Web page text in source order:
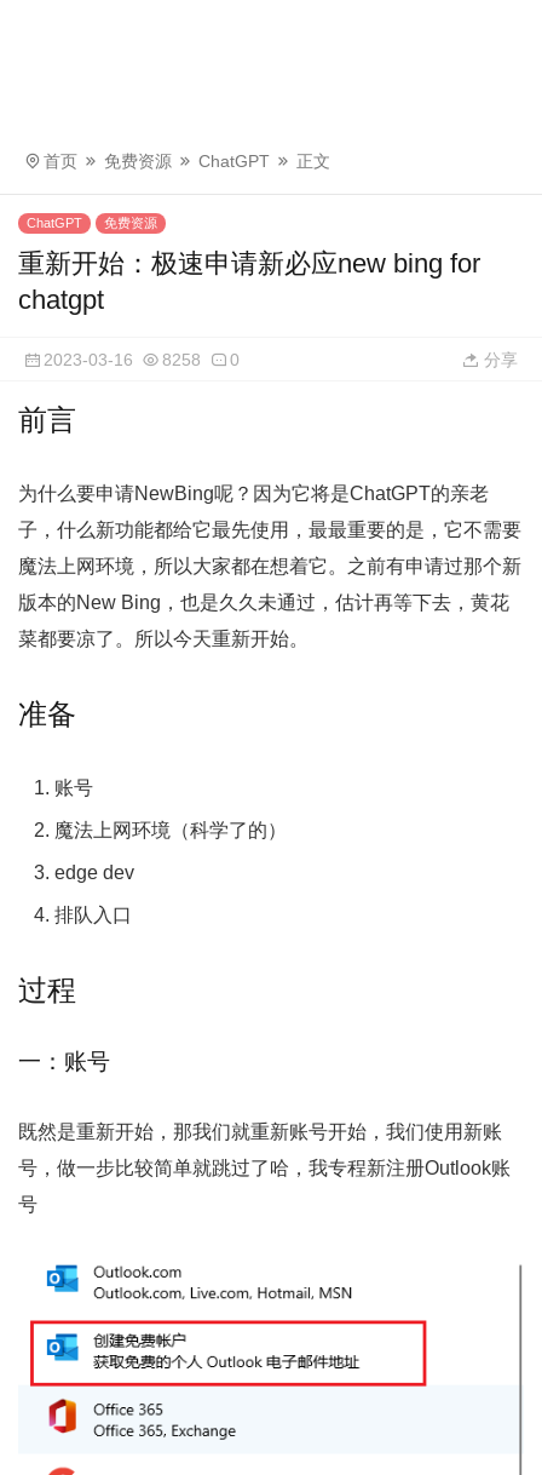
首页 免费资源 ChatGPT 正文
ChatGPT 免费资源
重新开始：极速申请新必应new bing for
chatgpt
2023-03-16 8258 0 分享
前言
为什么要申请NewBing呢？因为它将是ChatGPT的亲老
子，什么新功能都给它最先使用，最最重要的是，它不需要
魔法上网环境，所以大家都在想着它。之前有申请过那个新
版本的New Bing，也是久久未通过，估计再等下去，黄花
菜都要凉了。所以今天重新开始。
准备
账号
魔法上网环境（科学了的）
edge dev
排队入口
过程
一：账号
既然是重新开始，那我们就重新账号开始，我们使用新账
号，做一步比较简单就跳过了哈，我专程新注册Outlook账
号